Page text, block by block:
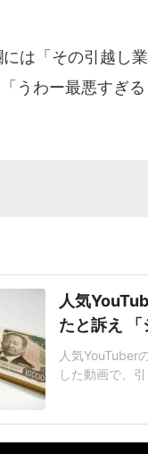
は「その引越し
うわー最悪すぎ
人気
たと訴え 「
人気YouTuber
した動画で、
報告した。知
いました。全